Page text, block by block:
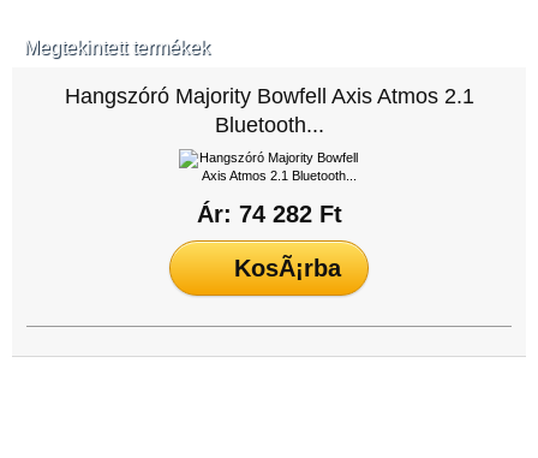
Megtekintett termékek
Hangszóró Majority Bowfell Axis Atmos 2.1
Bluetooth...
Ár: 74 282 Ft